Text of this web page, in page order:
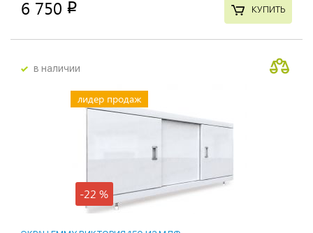
6 750 p КУПИТЬ
в наличии
лидер продаж
-22 %